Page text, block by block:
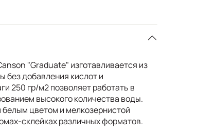
"Graduate" изготавливается из
без добавления кислот и
250 гр/м2 позволяет работать в
высокого количества воды.
цветом и мелкозернистой
склейках различных форматов.